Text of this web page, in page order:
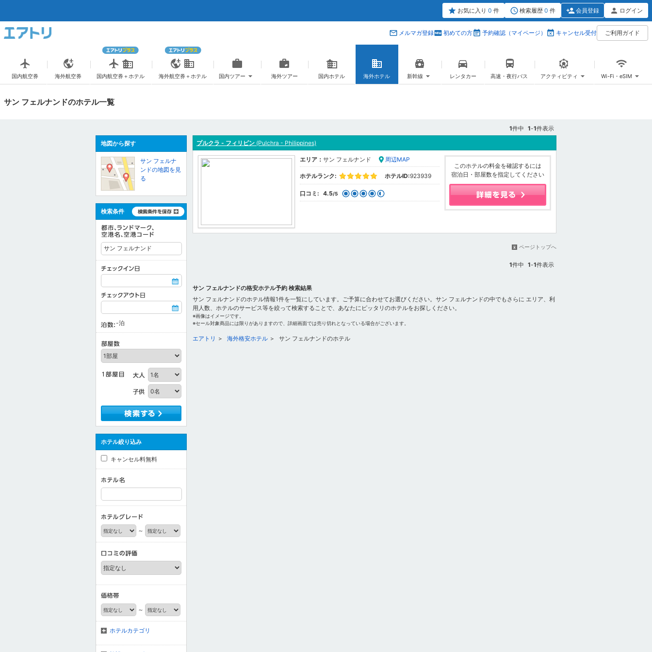
メルマガ登録 初めての方 予約確認（マイページ） キャンセル受付 ご利用ガイド
国内航空券 海外航空券 国内航空券＋ホテル 海外航空券＋ホテル 国内ツアー 海外ツアー 国内ホテル 海外ホテル 新幹線 レンタカー 高速・夜行バス アクティビティ Wi-Fi・eSIM
お気に入り 0 件 検索履歴 0 件 会員登録 ログイン
サン フェルナンドのホテル一覧
1件中 1-1件表示
プルクラ - フィリピン (Pulchra - Philippines)
エリア： サン フェルナンド 周辺MAP
ホテルランク: ホテルID:923939
口コミ: 4.5/5
このホテルの料金を確認するには
宿泊日・部屋数を指定してください
ページトップへ
1件中 1-1件表示
サン フェルナンドの格安ホテル予約 検索結果
サン フェルナンドのホテル情報1件を一覧にしています。ご予算に合わせてお選びください。サン フェルナンドの中でもさらに エリア、利
用人数、ホテルのサービス等を絞って検索することで、あなたにピッタリのホテルをお探しください。
※画像はイメージです。
※セール対象商品には限りがありますので、詳細画面では売り切れとなっている場合がございます。
エアトリ 海外格安ホテル サン フェルナンドのホテル
地図から探す
サン フェルナ
ンドの地図を見
る
検索条件
-泊
ホテル絞り込み
キャンセル料無料
～
～
ホテルカテゴリ